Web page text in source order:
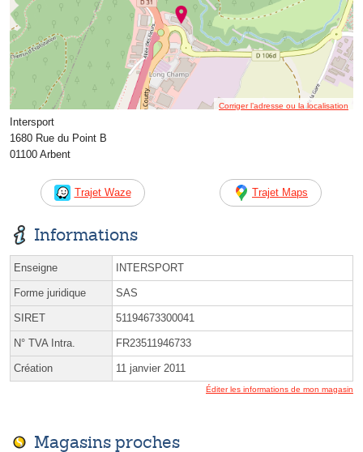
Corriger l’adresse ou la localisation
Intersport
1680 Rue du Point B
01100 Arbent
Trajet Waze Trajet Maps
Informations
Enseigne INTERSPORT
Forme juridique SAS
SIRET 51194673300041
N° TVA Intra. FR23511946733
Création 11 janvier 2011
Éditer les informations de mon magasin
Magasins proches